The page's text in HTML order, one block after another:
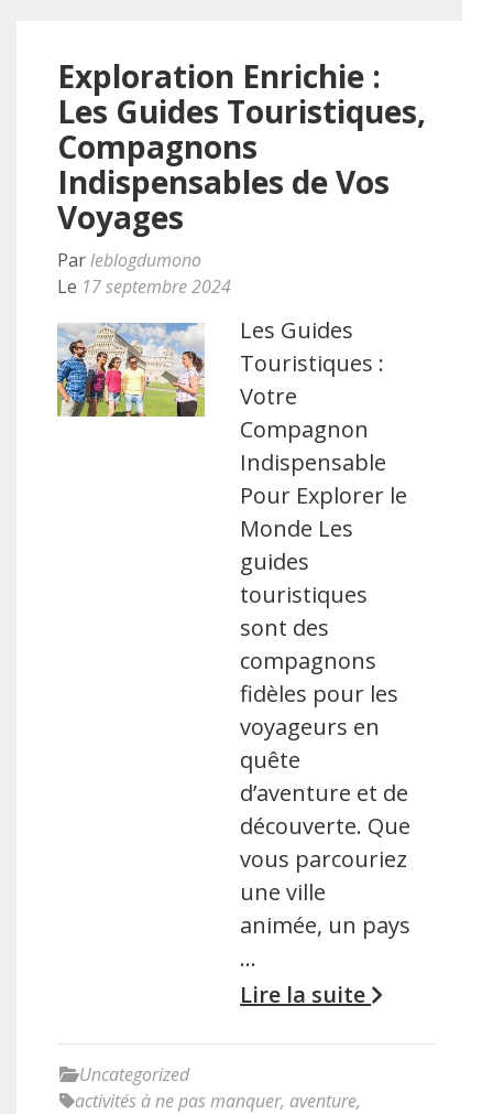
Exploration Enrichie :
Les Guides Touristiques,
Compagnons
Indispensables de Vos
Voyages
Parleblogdumono
Le 17 septembre 2024
Les Guides
Touristiques :
Votre
Compagnon
Indispensable
Pour Explorer le
Monde Les
guides
touristiques
sont des
compagnons
fidèles pour les
voyageurs en
quête
d’aventure et de
découverte. Que
vous parcouriez
une ville
animée, un pays
…
Lire la suite
Uncategorized
activités à ne pas manquer, aventure,